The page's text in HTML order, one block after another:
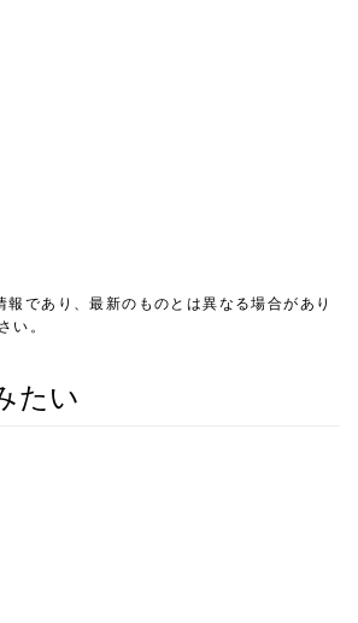
であり、最新のものとは異なる場合があり
い。
たい